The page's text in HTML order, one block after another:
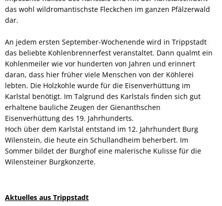
das wohl wildromantischste Fleckchen im ganzen Pfälzerwald
dar.
An jedem ersten September-Wochenende wird in Trippstadt
das beliebte Kohlenbrennerfest veranstaltet. Dann qualmt ein
Kohlenmeiler wie vor hunderten von Jahren und erinnert
daran, dass hier früher viele Menschen von der Köhlerei
lebten. Die Holzkohle wurde für die Eisenverhüttung im
Karlstal benötigt. Im Talgrund des Karlstals finden sich gut
erhaltene bauliche Zeugen der Gienanthschen
Eisenverhüttung des 19. Jahrhunderts.
Hoch über dem Karlstal entstand im 12. Jahrhundert Burg
Wilenstein, die heute ein Schullandheim beherbert. Im
Sommer bildet der Burghof eine malerische Kulisse für die
Wilensteiner Burgkonzerte.
Aktuelles aus Trippstadt